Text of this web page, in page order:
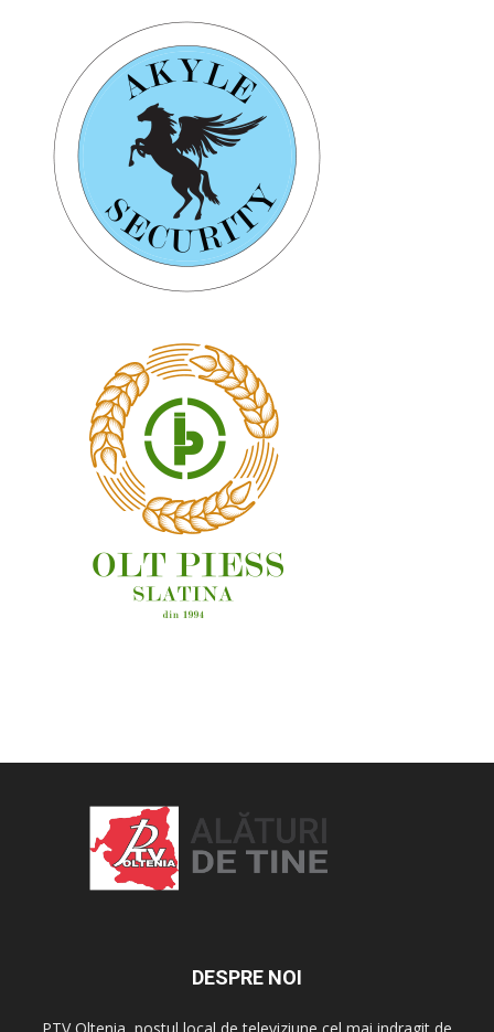
DESPRE NOI
PTV Oltenia, postul local de televiziune cel mai indragit de